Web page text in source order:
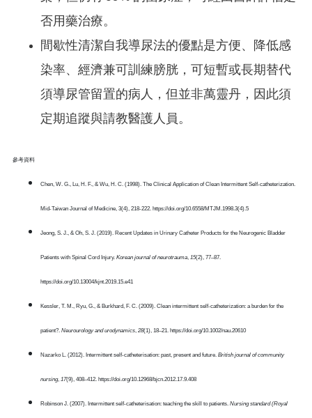
否用藥治療。
間歇性清潔自我導尿法的優點是方便、降低感
染率、經濟兼可訓練膀胱，可短暫或長期替代
須導尿管留置的病人，但並非萬靈丹，因此須
定期追蹤與請教醫護人員。
參考資料
Chen, W. G., Lu, H. F., & Wu, H. C. (1998). The Clinical Application of Clean Intermittent Self-catheterization.
Mid-Taiwan Journal of Medicine, 3(4), 218-222. https://doi.org/10.6558/MTJM.1998.3(4).5
Jeong, S. J., & Oh, S. J. (2019). Recent Updates in Urinary Catheter Products for the Neurogenic Bladder
Patients with Spinal Cord Injury. Korean journal of neurotrauma, 15(2), 77–87.
https://doi.org/10.13004/kjnt.2019.15.e41
Kessler, T. M., Ryu, G., & Burkhard, F. C. (2009). Clean intermittent self-catheterization: a burden for the
patient?. Neurourology and urodynamics, 28(1), 18–21. https://doi.org/10.1002/nau.20610
Nazarko L. (2012). Intermittent self-catheterisation: past, present and future. British journal of community
nursing, 17(9), 408–412. https://doi.org/10.12968/bjcn.2012.17.9.408
Robinson J. (2007). Intermittent self-catheterisation: teaching the skill to patients. Nursing standard (Royal